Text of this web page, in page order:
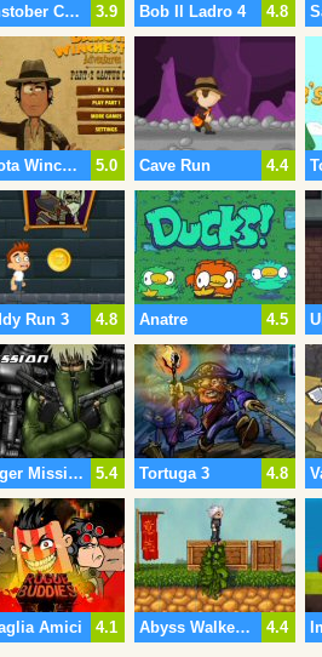
3.9
Monstober Casa Di Tormenta 4.8
Bob Il Ladro 4
5.0
Dakota Winchesters Avventure 2 4.4
Cave Run
4.8
Run 3 4.5
Anatre
5.4
Stinger Mission 4.8
Tortuga 3
4.1
Amici 4.4
Abyss Walker L'isola Di Lost